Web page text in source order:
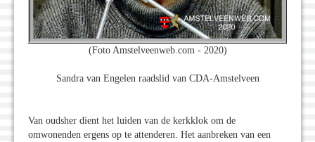
(Foto Amstelveenweb.com - 2020)
Sandra van Engelen raadslid van CDA-Amstelveen
Van oudsher dient het luiden van de kerkklok om de
omwonenden ergens op te attenderen. Het aanbreken van een